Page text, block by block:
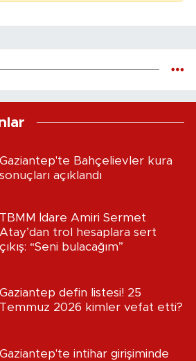
Gaziantep'te Bahçelievler kura
sonuçları açıklandı
TBMM İdare Amiri Sermet
Atay’dan trol hesaplara sert
çıkış: “Seni bulacağım”
Gaziantep defin listesi! 25
Temmuz 2026 kimler vefat etti?
Gaziantep'te intihar girişiminde